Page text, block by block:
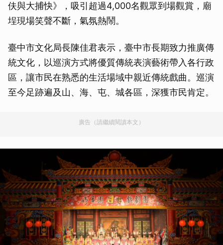
伕與大捕快》，吸引超過4,000名觀眾到場觀賞，廟
埕現場笑聲不斷，氣氛熱鬧。
臺中市文化局長陳佳君表示，臺中市長期致力推廣傳
統文化，以巡演方式將優質傳統表演藝術帶入各行政
區，讓市民在熟悉的生活場域中親近傳統戲曲。巡演
至今足跡遍及山、海、屯、城各區，深獲市民肯定。
廣告（請繼續閱讀本文）